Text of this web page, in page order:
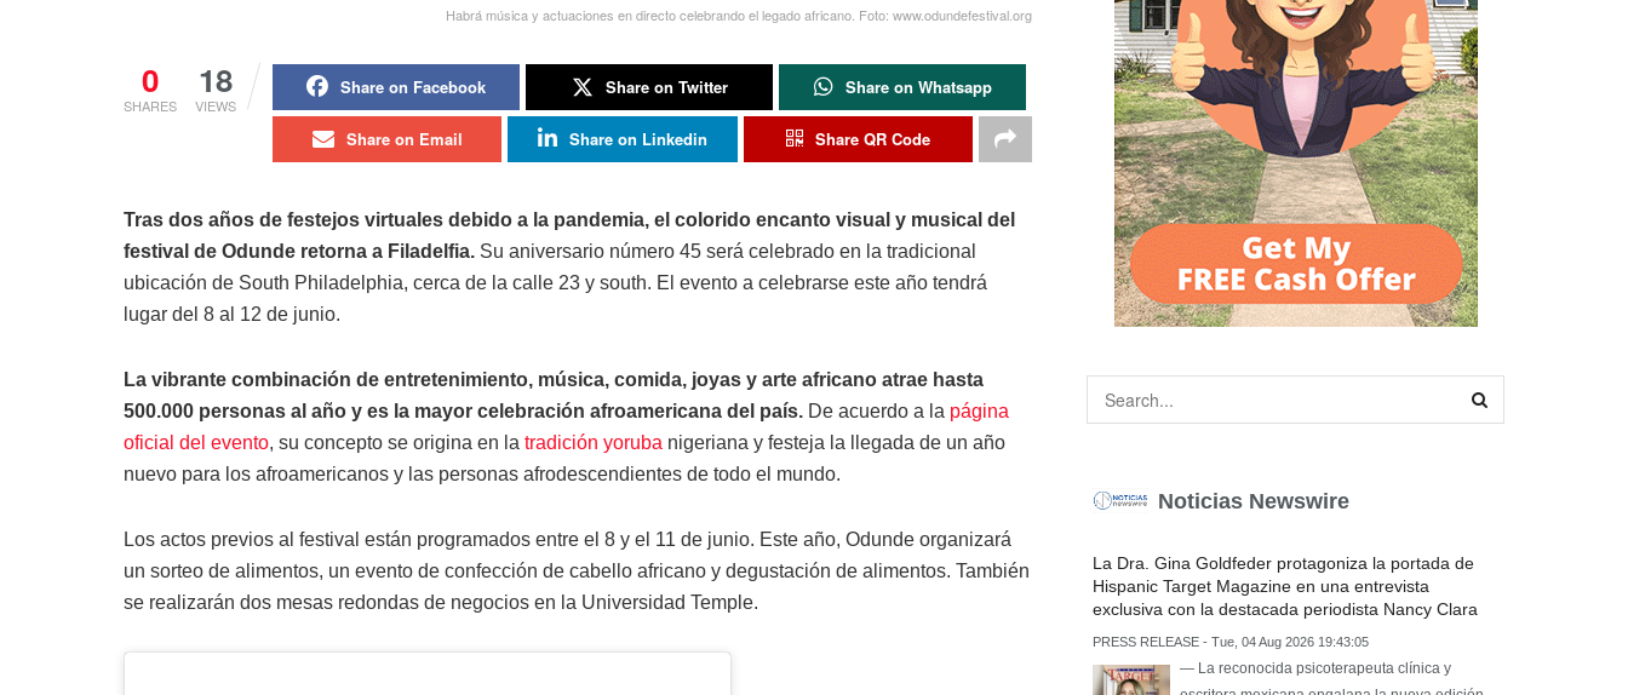
Habrá música y actuaciones en directo celebrando el legado africano. Foto: www.odundefestival.org
0
SHARES
18
VIEWS
Share on Facebook Share on Twitter Share on Whatsapp
Share on Email Share on Linkedin Share QR Code
Tras dos años de festejos virtuales debido a la pandemia, el colorido encanto visual y musical del
festival de Odunde retorna a Filadelfia. Su aniversario número 45 será celebrado en la tradicional
ubicación de South Philadelphia, cerca de la calle 23 y south. El evento a celebrarse este año tendrá
lugar del 8 al 12 de junio.
La vibrante combinación de entretenimiento, música, comida, joyas y arte africano atrae hasta
500.000 personas al año y es la mayor celebración afroamericana del país. De acuerdo a la página
oficial del evento, su concepto se origina en la tradición yoruba nigeriana y festeja la llegada de un año
nuevo para los afroamericanos y las personas afrodescendientes de todo el mundo.
Los actos previos al festival están programados entre el 8 y el 11 de junio. Este año, Odunde organizará
un sorteo de alimentos, un evento de confección de cabello africano y degustación de alimentos. También
se realizarán dos mesas redondas de negocios en la Universidad Temple.
Noticias Newswire
La Dra. Gina Goldfeder protagoniza la portada de
Hispanic Target Magazine en una entrevista
exclusiva con la destacada periodista Nancy Clara
PRESS RELEASE - Tue, 04 Aug 2026 19:43:05
— La reconocida psicoterapeuta clínica y